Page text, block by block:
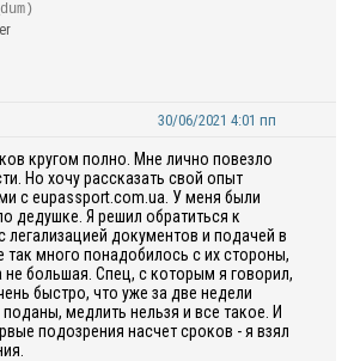
30/06/2021 4:01 пп
кругом полно. Мне лично повезло
Но хочу рассказать свой опыт
с eupassport.com.ua. У меня были
дедушке. Я решил обратиться к
документов и подачей в
так много понадобилось с их стороны,
большая. Спец, с которым я говорил,
быстро, что уже за две недели
медлить нельзя и все такое. И
подозрения насчет сроков - я взял